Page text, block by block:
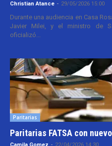
Christian Atance - 29/05/2026 15:00
Durante una audiencia en Casa
Javier Milei, y el ministro de
oficializó...
Paritarias
Paritarias FATSA con